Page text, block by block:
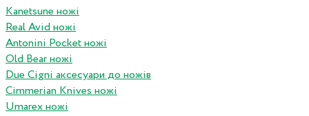
Kanetsune ножі
Real Avid ножі
Antonini Pocket ножі
Old Bear ножі
Due Cigni аксесуари до ножів
Cimmerian Knives ножі
Umarex ножі